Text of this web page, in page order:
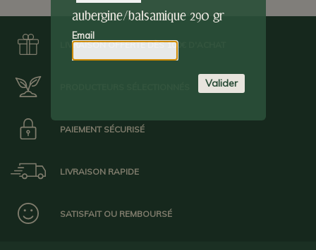
LIVRAISON OFFERTE DÈS 100€ D'ACHAT
PAIEMENT SÉCURISÉ
LIVRAISON RAPIDE
SATISFAIT OU REMBOURSÉ
aubergine/balsamique 290 gr
Email
Valider